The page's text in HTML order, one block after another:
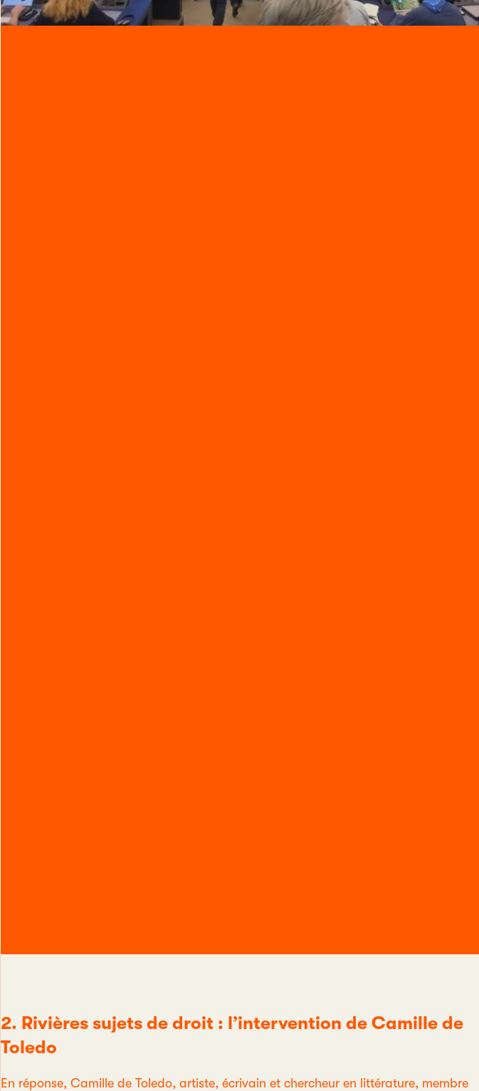
2. Rivières sujets de droit : l’intervention de Camille de
Toledo
En réponse, Camille de Toledo, artiste, écrivain et chercheur en littérature, membre